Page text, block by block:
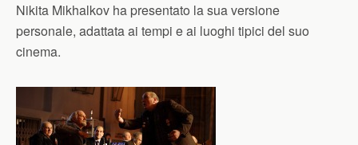
Nikita Mikhalkov ha presentato la sua versione
personale, adattata ai tempi e ai luoghi tipici del suo
cinema.